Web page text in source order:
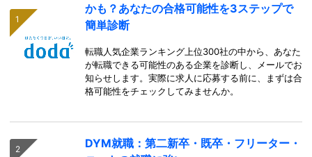
かも？あなたの合格可能性を3ステップで
簡単診断
転職人気企業ランキング上位300社の中から、あなた
が転職できる可能性のある企業を診断し、メールでお
知らせします。実際に求人に応募する前に、まずは合
格可能性をチェックしてみませんか。
DYM就職：第二新卒・既卒・フリーター・